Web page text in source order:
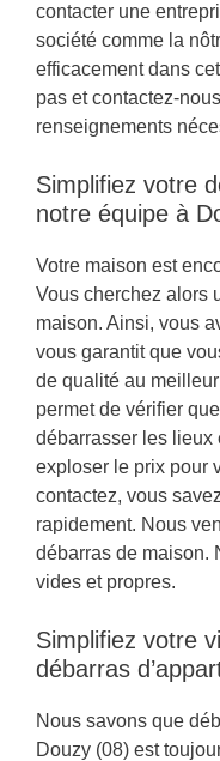
contacter une
société comme la
efficacement dans
pas et contactez-
renseignements
Simplifiez votre
notre équipe à
Votre maison est
Vous cherchez alors
maison. Ainsi, vous
vous garantit que
de qualité au
permet de vérifier
débarrasser les lieux
exploser le prix pour
contactez, vous
rapidement. Nous
débarras de maison.
vides et propres.
Simplifiez votre
débarras
Nous savons que
Douzy (08) est